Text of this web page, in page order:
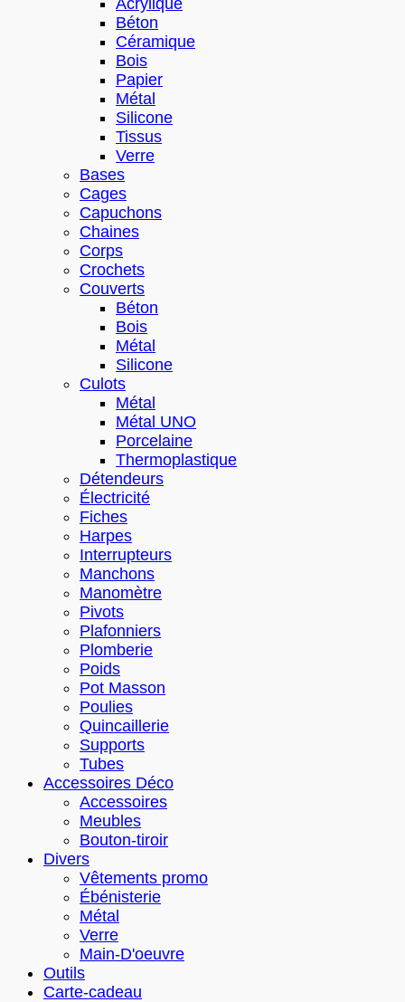
Béton
Céramique
Bois
Papier
Métal
Silicone
Tissus
Verre
Bases
Cages
Capuchons
Chaines
Corps
Crochets
Couverts
Béton
Bois
Métal
Silicone
Culots
Métal
Métal UNO
Porcelaine
Thermoplastique
Détendeurs
Électricité
Fiches
Harpes
Interrupteurs
Manchons
Manomètre
Pivots
Plafonniers
Plomberie
Poids
Pot Masson
Poulies
Quincaillerie
Supports
Tubes
Accessoires Déco
Accessoires
Meubles
Bouton-tiroir
Divers
Vêtements promo
Ébénisterie
Métal
Verre
Main-D'oeuvre
Outils
Carte-cadeau